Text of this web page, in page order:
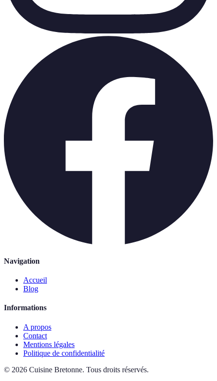
Navigation
Accueil
Blog
Informations
A propos
Contact
Mentions légales
Politique de confidentialité
© 2026 Cuisine Bretonne. Tous droits réservés.